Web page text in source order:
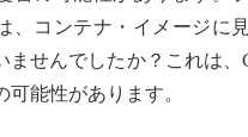
、コンテナ・イメージに
ませんでしたか？これは
可能性があります。